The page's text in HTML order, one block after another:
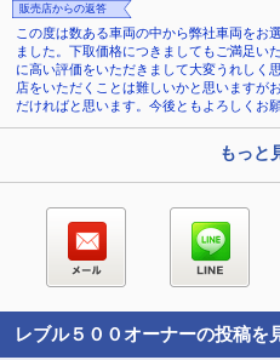
販売店からの返答
この度は数ある車両の中から弊社車両をお
ました。下取価格につきましてもご満足い
に高い評価をいただきまして大変うれしく
店をいただくことは難しいかと思いますが
だければと思います。今後ともよろしくお
もっと
レブル５００ オーナーの投稿を